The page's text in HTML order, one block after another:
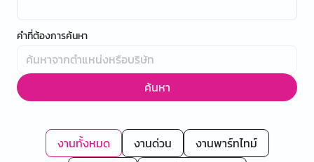
คำที่ต้องการค้นหา
ค้นหา
งานทั้งหมด งานด่วน
งานพาร์ทไทม์